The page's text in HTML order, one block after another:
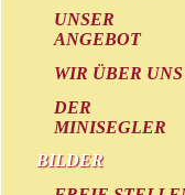
UNSER
ANGEBOT
WIR ÜBER UNS
DER
MINISEGLER
BILDER